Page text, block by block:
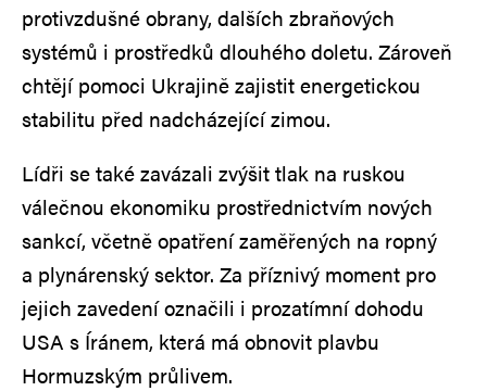
protivzdušné obrany, dalších zbraňových
systémů i prostředků dlouhého doletu. Zároveň
chtějí pomoci Ukrajině zajistit energetickou
stabilitu před nadcházející zimou.
Lídři se také zavázali zvýšit tlak na ruskou
válečnou ekonomiku prostřednictvím nových
sankcí, včetně opatření zaměřených na ropný
a plynárenský sektor. Za příznivý moment pro
jejich zavedení označili i prozatímní dohodu
USA s Íránem, která má obnovit plavbu
Hormuzským průlivem.